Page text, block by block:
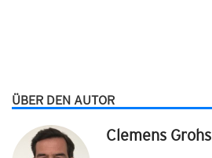
ÜBER DEN AUTOR
Clemens Grohs